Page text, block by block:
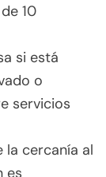
10
si está
o
servicios
la cercanía al
es